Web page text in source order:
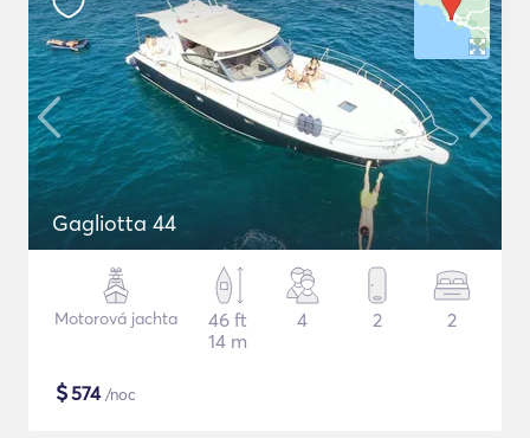
Gagliotta 44
Motorová jachta
46 ft
14 m
4 2 2
$574/noc